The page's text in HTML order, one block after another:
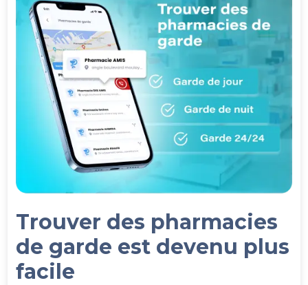
Trouver des pharmacies
de garde est devenu plus
facile